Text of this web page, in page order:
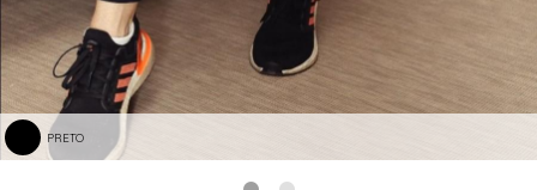
PRETO